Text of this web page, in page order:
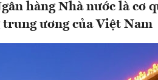
hàng Nhà nước là cơ
ương của Việt Nam